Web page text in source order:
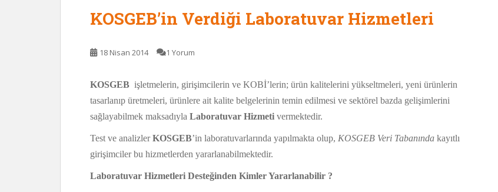
KOSGEB’in Verdiği Laboratuvar Hizmetleri
18 Nisan 2014 1 Yorum
KOSGEB işletmelerin, girişimcilerin ve KOBİ’lerin; ürün kalitelerini yükseltmeleri, yeni ürünlerin
tasarlanıp üretmeleri, ürünlere ait kalite belgelerinin temin edilmesi ve sektörel bazda gelişimlerini
sağlayabilmek maksadıyla Laboratuvar Hizmeti vermektedir.
Test ve analizlerKOSGEB’in laboratuvarlarında yapılmakta olup, KOSGEB Veri Tabanında kayıtlı
girişimciler bu hizmetlerden yararlanabilmektedir.
Laboratuvar Hizmetleri Desteğinden Kimler Yararlanabilir ?